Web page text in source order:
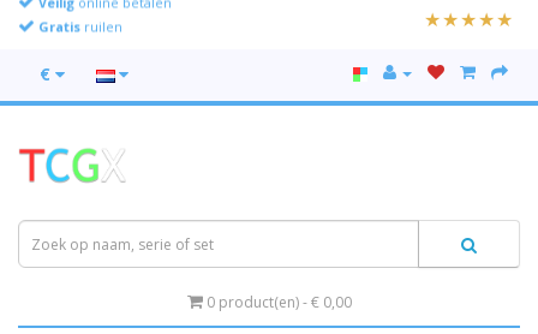
Gratis
€
0 product(en) - € 0,00